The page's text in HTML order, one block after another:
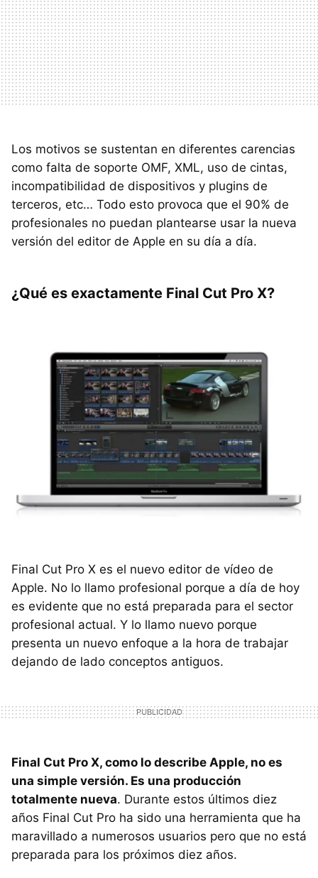
Los motivos se sustentan en diferentes carencias
como falta de soporte OMF, XML, uso de cintas,
incompatibilidad de dispositivos y plugins de
terceros, etc… Todo esto provoca que el 90% de
profesionales no puedan plantearse usar la nueva
versión del editor de Apple en su día a día.
¿Qué es exactamente Final Cut Pro X?
Final Cut Pro X es el nuevo editor de vídeo de
Apple. No lo llamo profesional porque a día de hoy
es evidente que no está preparada para el sector
profesional actual. Y lo llamo nuevo porque
presenta un nuevo enfoque a la hora de trabajar
dejando de lado conceptos antiguos.
Final Cut Pro X, como lo describe Apple, no es
una simple versión. Es una producción
totalmente nueva. Durante estos últimos diez
años Final Cut Pro ha sido una herramienta que ha
maravillado a numerosos usuarios pero que no está
preparada para los próximos diez años.